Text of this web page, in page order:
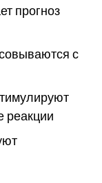
прогноз
с
реакции